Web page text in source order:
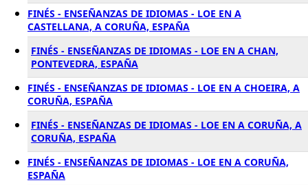
FINÉS - ENSEÑANZAS DE IDIOMAS - LOE EN A
CASTELLANA, A CORUÑA, ESPAÑA
FINÉS - ENSEÑANZAS DE IDIOMAS - LOE EN A CHAN,
PONTEVEDRA, ESPAÑA
FINÉS - ENSEÑANZAS DE IDIOMAS - LOE EN A CHOEIRA, A
CORUÑA, ESPAÑA
FINÉS - ENSEÑANZAS DE IDIOMAS - LOE EN A CORUÑA, A
CORUÑA, ESPAÑA
FINÉS - ENSEÑANZAS DE IDIOMAS - LOE EN A CORUÑA,
ESPAÑA